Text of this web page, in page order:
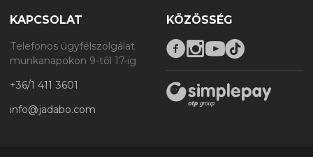
KAPCSOLAT
Telefonos ügyfélszolgálat
munkanapokon 9-től 17-ig
+36/1 411 3601
info@jadabo.com
KÖZÖSSÉG